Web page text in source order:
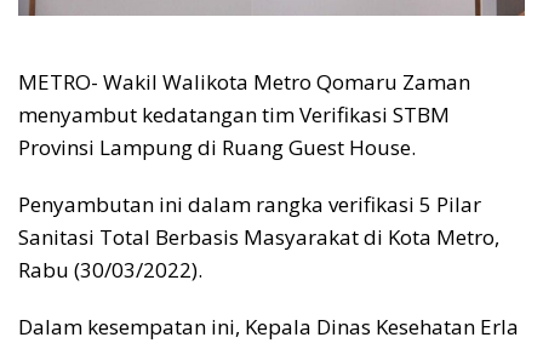
METRO- Wakil Walikota Metro Qomaru Zaman
menyambut kedatangan tim Verifikasi STBM
Provinsi Lampung di Ruang Guest House.
Penyambutan ini dalam rangka verifikasi 5 Pilar
Sanitasi Total Berbasis Masyarakat di Kota Metro,
Rabu (30/03/2022).
Dalam kesempatan ini, Kepala Dinas Kesehatan Erla